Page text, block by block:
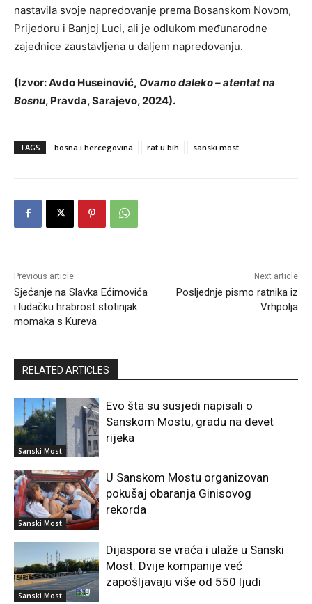
nastavila svoje napredovanje prema Bosanskom Novom,
Prijedoru i Banjoj Luci, ali je odlukom međunarodne
zajednice zaustavljena u daljem napredovanju.
(Izvor: Avdo Huseinović, Ovamo daleko – atentat na
Bosnu, Pravda, Sarajevo, 2024).
TAGS bosna i hercegovina rat u bih sanski most
Previous article
Sjećanje na Slavka Ećimovića
i ludačku hrabrost stotinjak
momaka s Kureva
Next article
Posljednje pismo ratnika iz
Vrhpolja
RELATED ARTICLES
Sanski Most
Evo šta su susjedi napisali o
Sanskom Mostu, gradu na devet
rijeka
Sanski Most
U Sanskom Mostu organizovan
pokušaj obaranja Ginisovog
rekorda
Sanski Most
Dijaspora se vraća i ulaže u Sanski
Most: Dvije kompanije već
zapošljavaju više od 550 ljudi